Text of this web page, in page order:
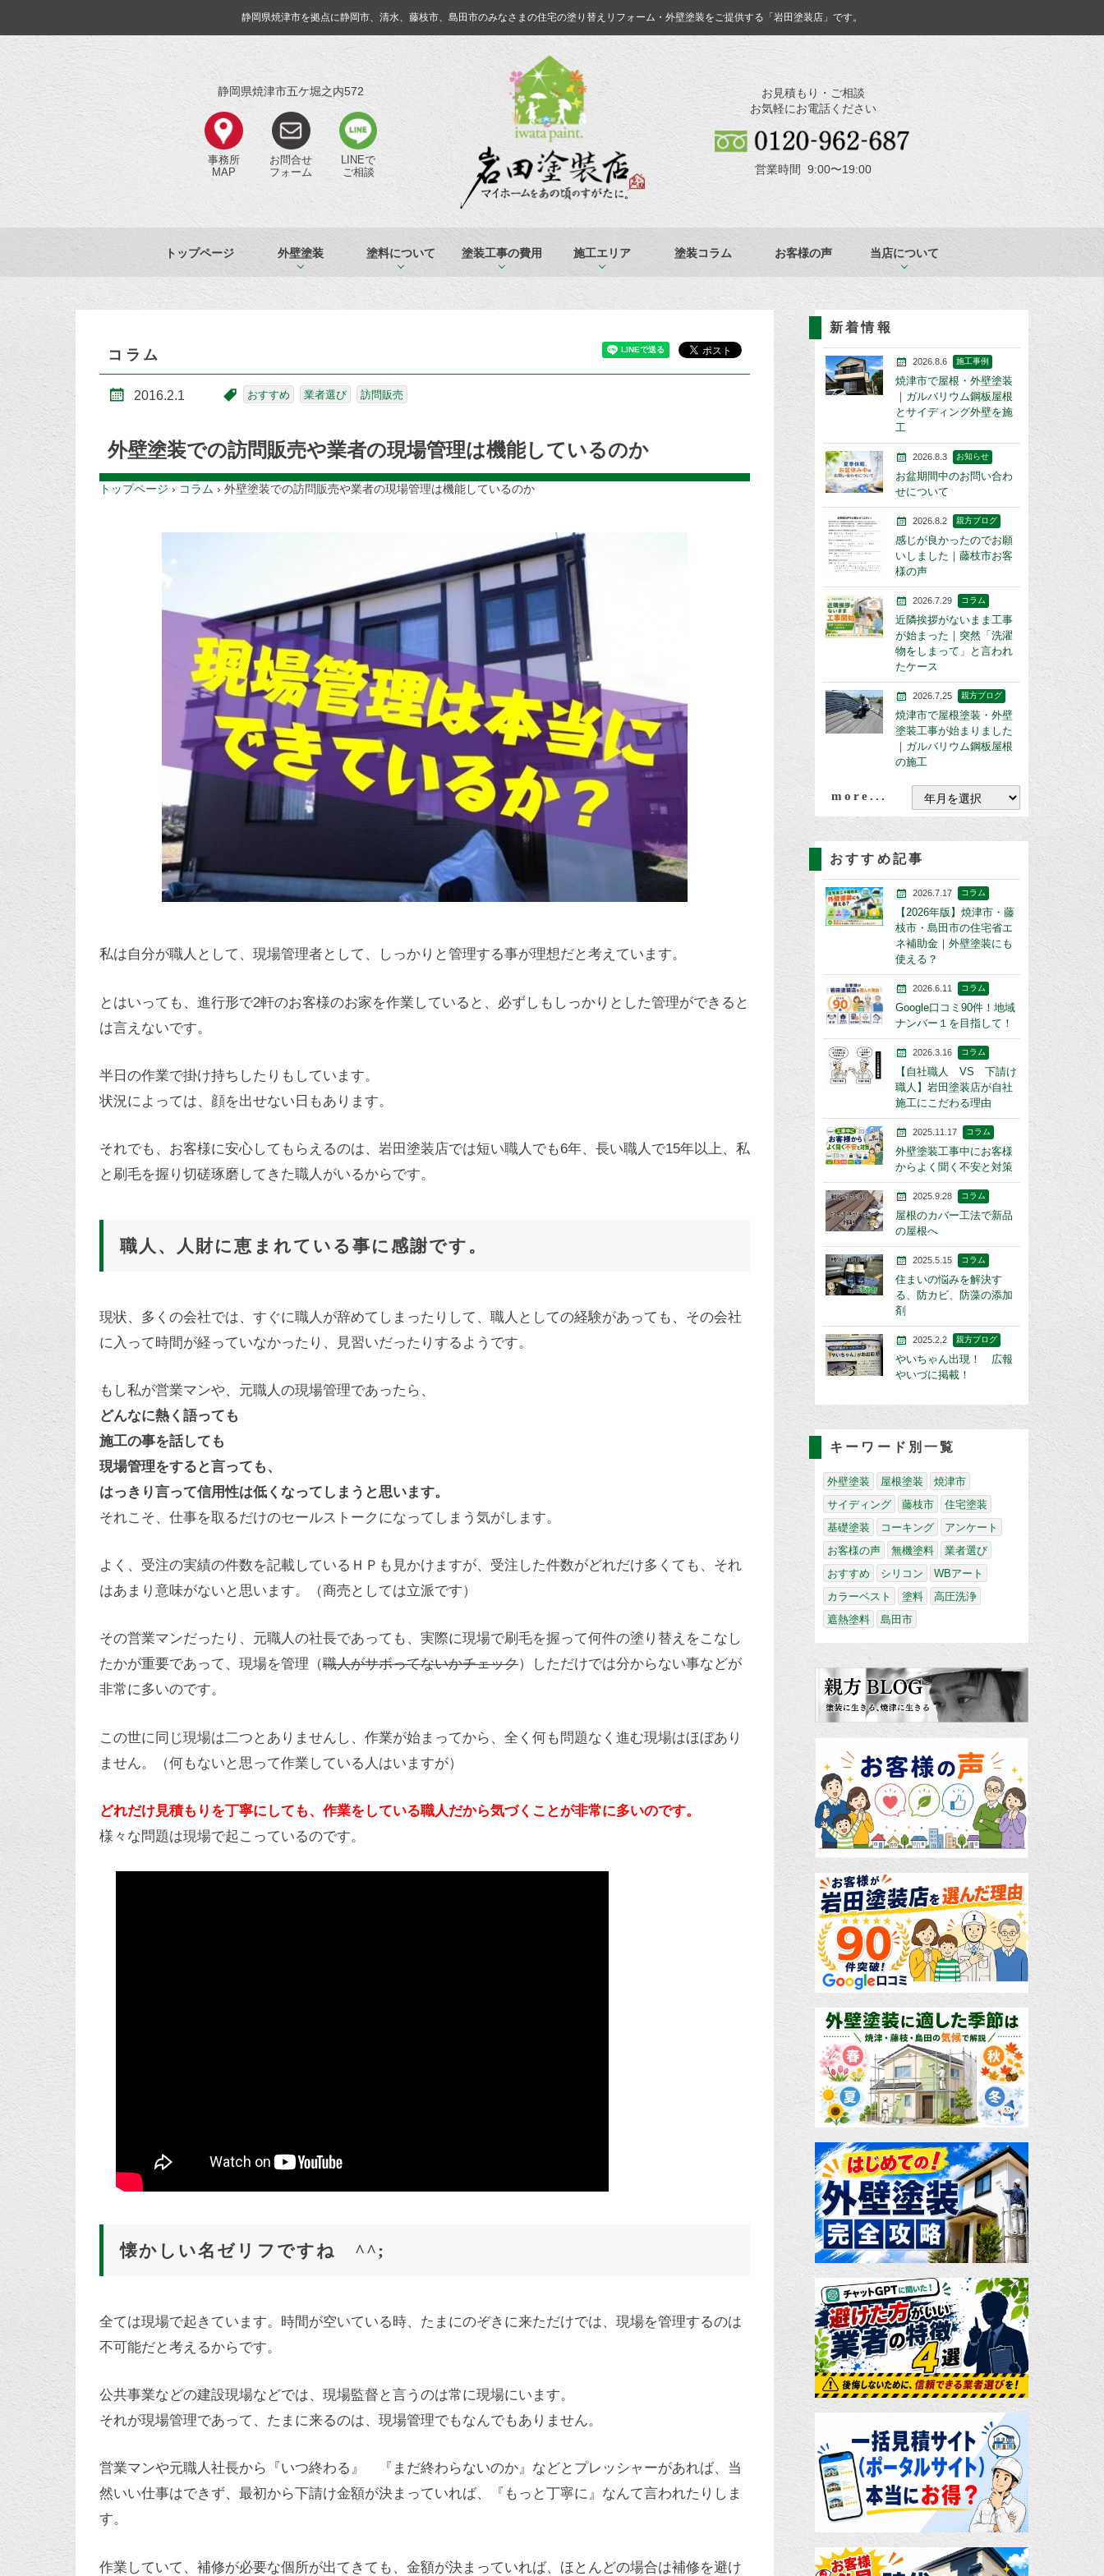
静岡県焼津市を拠点に静岡市、清水、藤枝市、島田市のみなさまの住宅の塗り替えリフォーム・外壁塗装をご提供する「岩田塗装店」です。
静岡県焼津市五ケ堀之内572
事務所
MAP
お問合せ
フォーム
LINEで
ご相談
お見積もり・ご相談
お気軽にお電話ください
営業時間 9:00〜19:00
トップページ 外壁塗装 塗料について 塗装工事の費用 施工エリア 塗装コラム お客様の声 当店について
コラム
2016.2.1 おすすめ 業者選び 訪問販売
外壁塗装での訪問販売や業者の現場管理は機能しているのか
トップページ › コラム › 外壁塗装での訪問販売や業者の現場管理は機能しているのか
私は自分が職人として、現場管理者として、しっかりと管理する事が理想だと考えています。
とはいっても、進行形で2軒のお客様のお家を作業していると、必ずしもしっかりとした管理ができると
は言えないです。
半日の作業で掛け持ちしたりもしています。
状況によっては、顔を出せない日もあります。
それでも、お客様に安心してもらえるのは、岩田塗装店では短い職人でも6年、長い職人で15年以上、私
と刷毛を握り切磋琢磨してきた職人がいるからです。
職人、人財に恵まれている事に感謝です。
現状、多くの会社では、すぐに職人が辞めてしまったりして、職人としての経験があっても、その会社
に入って時間が経っていなかったり、見習いだったりするようです。
もし私が営業マンや、元職人の現場管理であったら、
どんなに熱く語っても
施工の事を話しても
現場管理をすると言っても、
はっきり言って信用性は低くなってしまうと思います。
それこそ、仕事を取るだけのセールストークになってしまう気がします。
よく、受注の実績の件数を記載しているＨＰも見かけますが、受注した件数がどれだけ多くても、それ
はあまり意味がないと思います。（商売としては立派です）
その営業マンだったり、元職人の社長であっても、実際に現場で刷毛を握って何件の塗り替えをこなし
たかが重要であって、現場を管理（職人がサボってないかチェック）しただけでは分からない事などが
非常に多いのです。
この世に同じ現場は二つとありませんし、作業が始まってから、全く何も問題なく進む現場はほぼあり
ません。（何もないと思って作業している人はいますが）
どれだけ見積もりを丁寧にしても、作業をしている職人だから気づくことが非常に多いのです。
様々な問題は現場で起こっているのです。
懐かしい名ゼリフですね ^^;
全ては現場で起きています。時間が空いている時、たまにのぞきに来ただけでは、現場を管理するのは
不可能だと考えるからです。
公共事業などの建設現場などでは、現場監督と言うのは常に現場にいます。
それが現場管理であって、たまに来るのは、現場管理でもなんでもありません。
営業マンや元職人社長から『いつ終わる』 『まだ終わらないのか』などとプレッシャーがあれば、当
然いい仕事はできず、最初から下請け金額が決まっていれば、『もっと丁寧に』なんて言われたりしま
す。
作業していて、補修が必要な個所が出てきても、金額が決まっていれば、ほとんどの場合は補修を避け
新着情報
2026.8.6 施工事例
焼津市で屋根・外壁塗装
｜ガルバリウム鋼板屋根
とサイディング外壁を施
工
2026.8.3 お知らせ
お盆期間中のお問い合わ
せについて
2026.8.2 親方ブログ
感じが良かったのでお願
いしました｜藤枝市お客
様の声
2026.7.29 コラム
近隣挨拶がないまま工事
が始まった｜突然「洗濯
物をしまって」と言われ
たケース
2026.7.25 親方ブログ
焼津市で屋根塗装・外壁
塗装工事が始まりました
｜ガルバリウム鋼板屋根
の施工
more...
おすすめ記事
2026.7.17 コラム
【2026年版】焼津市・藤
枝市・島田市の住宅省エ
ネ補助金｜外壁塗装にも
使える？
2026.6.11 コラム
Google口コミ90件！地域
ナンバー１を目指して！
2026.3.16 コラム
【自社職人 VS 下請け
職人】岩田塗装店が自社
施工にこだわる理由
2025.11.17 コラム
外壁塗装工事中にお客様
からよく聞く不安と対策
2025.9.28 コラム
屋根のカバー工法で新品
の屋根へ
2025.5.15 コラム
住まいの悩みを解決す
る、防カビ、防藻の添加
剤
2025.2.2 親方ブログ
やいちゃん出現！ 広報
やいづに掲載！
キーワード別一覧
外壁塗装 屋根塗装
焼津市
サイディング
藤枝市
住宅塗装
基礎塗装
コーキング
アンケート
お客様の声
無機塗料
業者選び
おすすめ
シリコン
WBアート
カラーベスト
塗料
高圧洗浄
遮熱塗料
島田市